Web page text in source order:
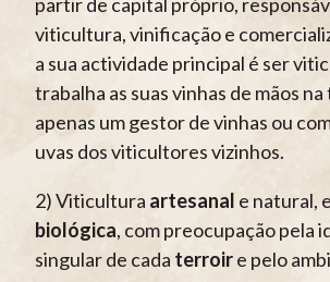
viticultura, vinificação e
a sua actividade principal é ser
trabalha as suas vinhas de mãos
apenas um gestor de vinhas ou
uvas dos viticultores vizinhos.
2) Viticultura artesanal e natural,
biológica, com preocupação pela
singular de cada terroire pelo